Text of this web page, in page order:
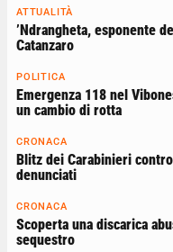
ATTUALITÀ
’Ndrangheta, esponente
Catanzaro
POLITICA
Emergenza 118 nel
un cambio di rotta
CRONACA
Blitz dei Carabinieri
denunciati
CRONACA
Scoperta una discarica
sequestro